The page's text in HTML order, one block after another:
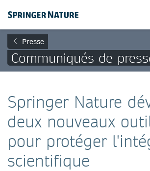
Presse
Communiqués de
Springer Nature
deux nouveaux
pour protéger
scientifique